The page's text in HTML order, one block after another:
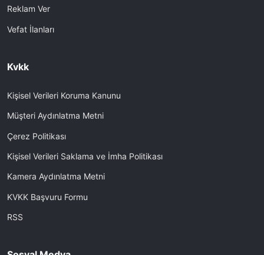
Reklam Ver
Vefat İlanları
Kvkk
Kişisel Verileri Koruma Kanunu
Müşteri Aydınlatma Metni
Çerez Politikası
Kişisel Verileri Saklama ve İmha Politikası
Kamera Aydınlatma Metni
KVKK Başvuru Formu
RSS